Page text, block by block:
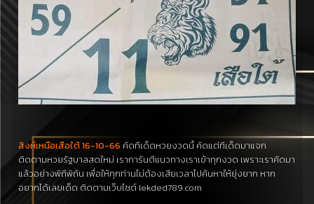
สิงห์เหนือเสือใต้ 16-10-66 คัดทีเด็ดหวยงวดนี้ คัดแต่ทีเด็ดมาแจก
ติดตามหวยรัฐบาลสดใหม่ เราการันตีแนวทางเราเข้าทุกงวด เพราะเราคัดมา
แล้วอย่างพิถีพิถัน เพื่อให้ทุกท่านไม่ต้องเสียเวลาไปค้นหาให้ยุ่งยาก หาก
อยากได้เลขเด็ด ติดตามเว็บไซต์ lekded789.com